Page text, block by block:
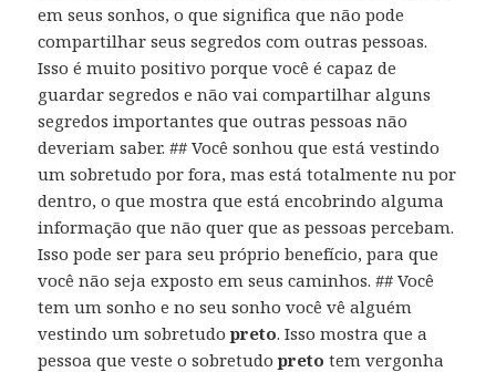
em seus sonhos, o que significa que não pode
compartilhar seus segredos com outras pessoas.
Isso é muito positivo porque você é capaz de
guardar segredos e não vai compartilhar alguns
segredos importantes que outras pessoas não
deveriam saber. ## Você sonhou que está vestindo
um sobretudo por fora, mas está totalmente nu por
dentro, o que mostra que está encobrindo alguma
informação que não quer que as pessoas percebam.
Isso pode ser para seu próprio benefício, para que
você não seja exposto em seus caminhos. ## Você
tem um sonho e no seu sonho você vê alguém
vestindo um sobretudopreto. Isso mostra que a
pessoa que veste o sobretudopreto tem vergonha